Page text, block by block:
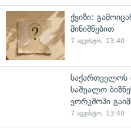
ქვიზი:
მინიშნებით
7 აგვისტო, 13:40
საქართველოს
საშუალო
ვორკშოპი
7 აგვისტო, 13:40